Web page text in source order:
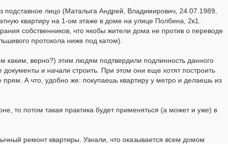
подставное лицо (Маталыга Андрей, Владимирович, 24.07.1989,
квартиру на 1-ом этаже в доме на улице Полбина, 2к1.
собственников, что якобы жители дома не против о переводе
протокола ниже под катом).
верно?) этим людям подтвердили подлинность данного
и начали строить. При этом они еще хотят построить
А что, удобно же: покупаешь квартиру у метро и делаешь из
то потом такая практика будет применяться (а может и уже) в
ремонт квартиры. Узнали, что оказывается всем домом